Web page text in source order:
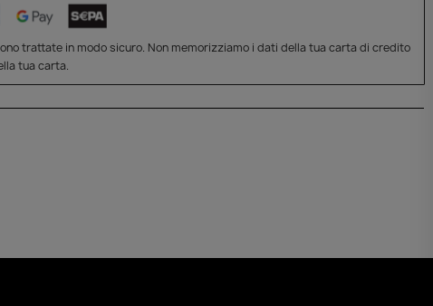
trattate in modo sicuro. Non memorizziamo i dati della tua carta di credito
tua carta.